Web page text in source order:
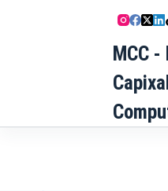
MCC